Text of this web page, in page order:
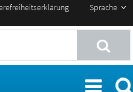
Sprache